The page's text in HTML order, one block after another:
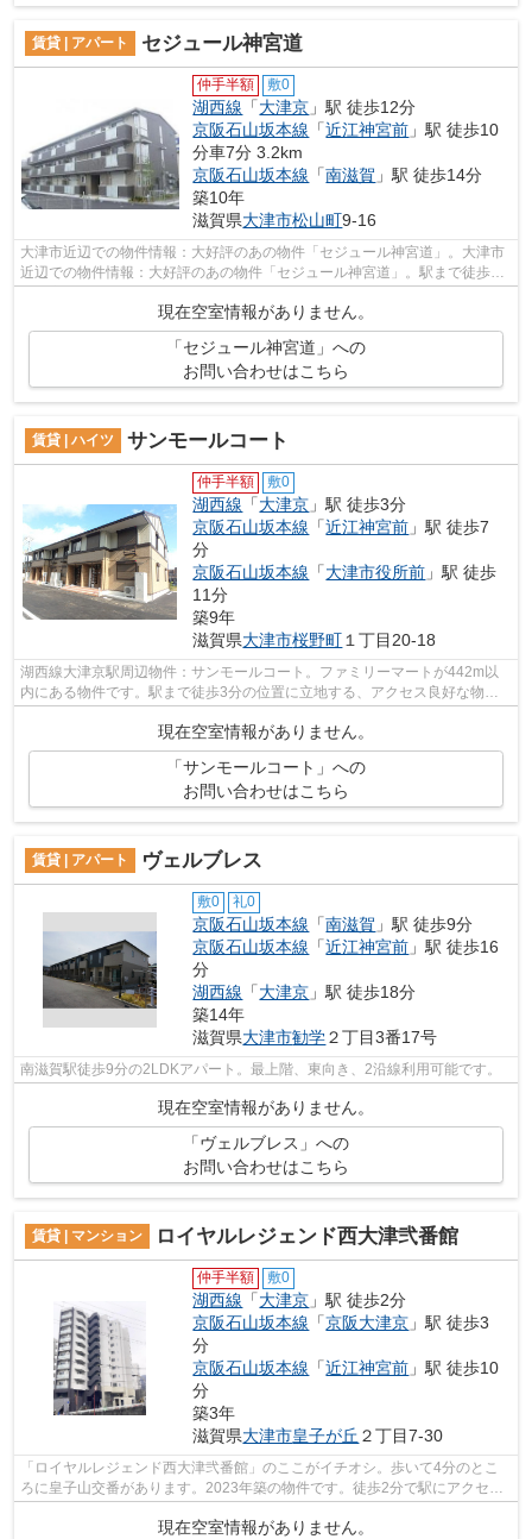
賃貸 | アパート セジュール神宮道
仲手半額 敷0
湖西線 「大津京 」駅 徒歩12分
京阪石山坂本線 「近江神宮前 」駅 徒歩10
分車7分 3.2km
京阪石山坂本線 「南滋賀 」駅 徒歩14分
築10年
滋賀県大津市松山町9-16
大津市近辺での物件情報：大好評のあの物件「セジュール神宮道」。大津市
近辺での物件情報：大好評のあの物件「セジュール神宮道」。駅まで徒歩12
現在空室情報がありません。
「セジュール神宮道」への
お問い合わせはこちら
賃貸 | ハイツ サンモールコート
仲手半額 敷0
湖西線 「大津京 」駅 徒歩3分
京阪石山坂本線 「近江神宮前 」駅 徒歩7
分
京阪石山坂本線 「大津市役所前 」駅 徒歩
11分
築9年
滋賀県大津市桜野町 １丁目20-18
湖西線大津京駅周辺物件：サンモールコート。ファミリーマートが442m以
内にある物件です。駅まで徒歩3分の位置に立地する、アクセス良好な物件
現在空室情報がありません。
「サンモールコート」への
お問い合わせはこちら
賃貸 | アパート ヴェルブレス
敷0 礼0
京阪石山坂本線 「南滋賀 」駅 徒歩9分
京阪石山坂本線 「近江神宮前 」駅 徒歩16
分
湖西線 「大津京 」駅 徒歩18分
築14年
滋賀県大津市勧学２丁目3番17号
南滋賀駅徒歩9分の2LDKアパート。最上階、東向き、2沿線利用可能です。
現在空室情報がありません。
「ヴェルブレス」への
お問い合わせはこちら
賃貸 | マンション ロイヤルレジェンド西大津弐番館
仲手半額 敷0
湖西線 「大津京 」駅 徒歩2分
京阪石山坂本線 「京阪大津京 」駅 徒歩3
分
京阪石山坂本線 「近江神宮前 」駅 徒歩10
分
築3年
滋賀県大津市皇子が丘 ２丁目7-30
「ロイヤルレジェンド西大津弐番館」のここがイチオシ。歩いて4分のとこ
ろに皇子山交番があります。2023年築の物件です。徒歩2分で駅にアクセス
現在空室情報がありません。